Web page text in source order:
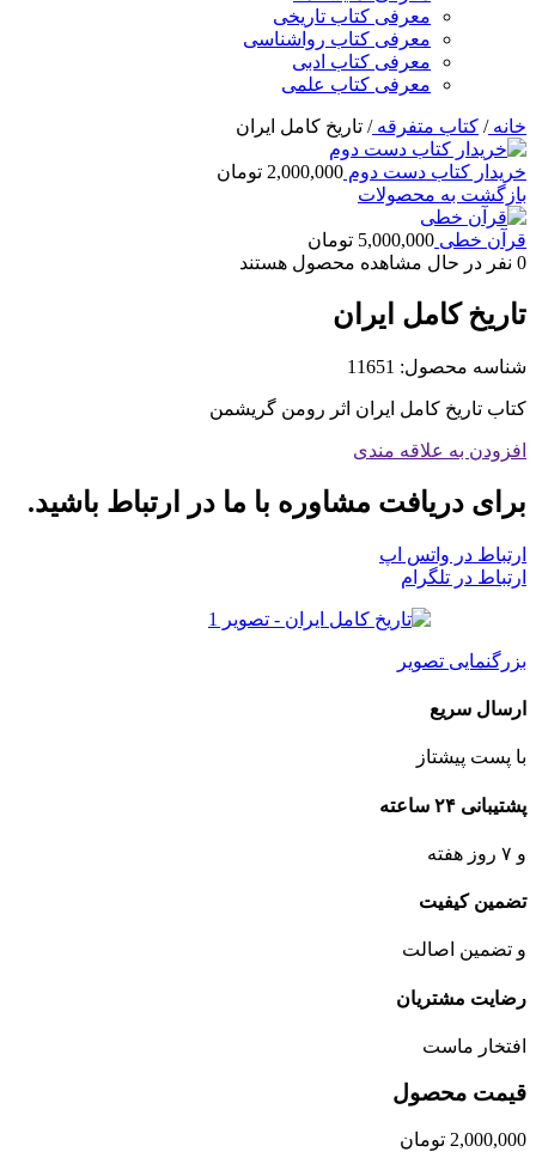
معرفی کتاب تاریخی
معرفی کتاب رواشناسی
معرفی کتاب ادبی
معرفی کتاب علمی
خانه/ کتاب متفرقه/ تاریخ کامل ایران
خریدار کتاب دست دوم 2,000,000 تومان
بازگشت به محصولات
قرآن خطی 5,000,000 تومان
0 نفر در حال مشاهده محصول هستند
تاریخ کامل ایران
شناسه محصول: 11651
کتاب تاریخ کامل ایران اثر رومن گریشمن
افزودن به علاقه مندی
برای دریافت مشاوره با ما در ارتباط باشید.
ارتباط در واتس اپ
ارتباط در تلگرام
بزرگنمایی تصویر
ارسال سریع
با پست پیشتاز
پشتیبانی ۲۴ ساعته
و ۷ روز هفته
تضمین کیفیت
و تضمین اصالت
رضایت مشتریان
افتخار ماست
قیمت محصول
2,000,000 تومان